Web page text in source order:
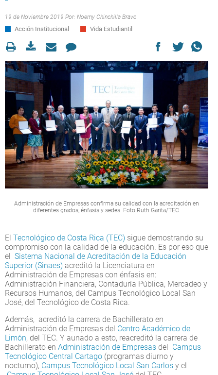
19 de Noviembre 2019 Por: Noemy Chinchilla Bravo
Acción Institucional Vida Estudiantil
Administración de Empresas confirma su calidad con la acreditación en
diferentes grados, énfasis y sedes. Foto Ruth Garita/TEC.
El Tecnológico de Costa Rica (TEC) sigue demostrando su
compromiso con la calidad de la educación. Es por eso que
el Sistema Nacional de Acreditación de la Educación
Superior (Sinaes) acreditó la Licenciatura en
Administración de Empresas con énfasis en:
Administración Financiera, Contaduría Pública, Mercadeo y
Recursos Humanos, del Campus Tecnológico Local San
José, del Tecnológico de Costa Rica.
Además, acreditó la carrera de Bachillerato en
Administración de Empresas del Centro Académico de
Limón, del TEC. Y aunado a esto, reacreditó la carrera de
Bachillerato en Administración de Empresas del Campus
Tecnológico Central Cartago (programas diurno y
nocturno), Campus Tecnológico Local San Carlos y el